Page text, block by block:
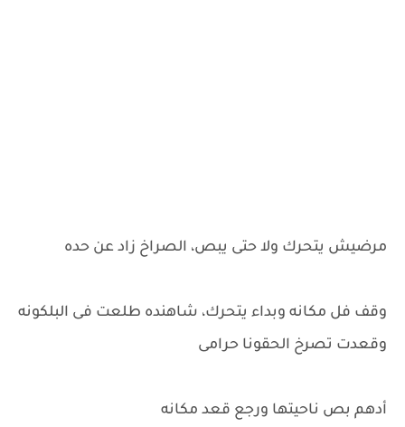
مرضيش يتحرك ولا حتى يبص، الصراخ زاد عن حده
وقف فل مكانه وبداء يتحرك، شاهنده طلعت فى البلكونه
وقعدت تصرخ الحقونا حرامى
أدهم بص ناحيتها ورجع قعد مكانه